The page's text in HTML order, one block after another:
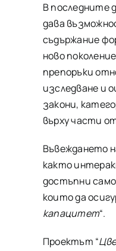
В последните
дава
съдържание
ново
препоръки
изследване и
закони,
върху части
Въвеждането
както
достъпни
които да
капацитет“.
Проектът “